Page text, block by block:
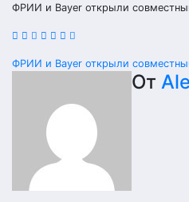
ФРИИ и Bayer открыли
Навигация
записям
ФРИИ и Bayer открыли
От